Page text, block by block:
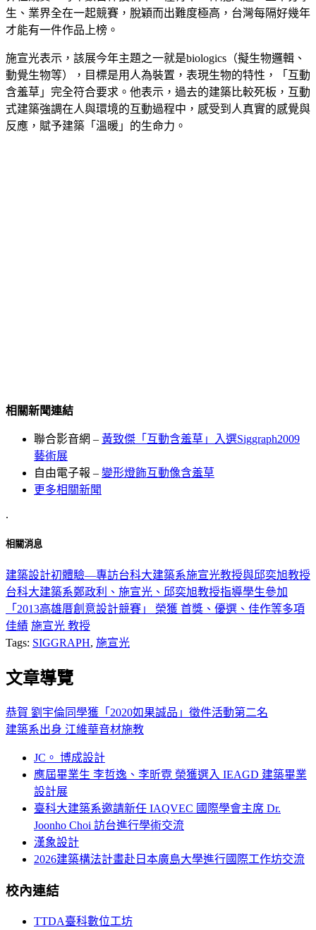
生、業界全在一起競賽，脫穎而出難度極高，台灣每隔好幾年
才能有一件作品上榜。
施宣光表示，該展今年主題之一就是biologics（擬生物邏輯、
動覺生物等），目標是用人為裝置，表現生物的特性，「互動
含羞草」完全符合要求。他表示，過去的建築比較死板，互動
式建築強調在人與環境的互動過程中，感受到人真實的感覺與
反應，賦予建築「溫暖」的生命力。
相關新聞連結
聯合影音網 – 黃致傑「互動含羞草」入選Siggraph2009
藝術展
自由電子報 – 變形燈飾互動像含羞草
更多相關新聞
.
相關消息
建築設計初體驗—專訪台科大建築系施宣光教授與邱奕旭教授
台科大建築系鄭政利、施宣光、邱奕旭教授指導學生參加
「2013高雄厝創意設計競賽」 榮獲 首獎、優選、佳作等多項
佳績 施宣光 教授
Tags: SIGGRAPH, 施宣光
文章導覽
恭賀 劉宇倫同學獲「2020如果誠品」徵件活動第二名
建築系出身 江維華音材施教
JC。 博成設計
應屆畢業生 李哲逸、李昕霓 榮獲選入 IEAGD 建築畢業
設計展
臺科大建築系邀請新任 IAQVEC 國際學會主席 Dr.
Joonho Choi 訪台進行學術交流
漢象設計
2026建築構法計畫赴日本廣島大學進行國際工作坊交流
校內連結
TTDA臺科數位工坊